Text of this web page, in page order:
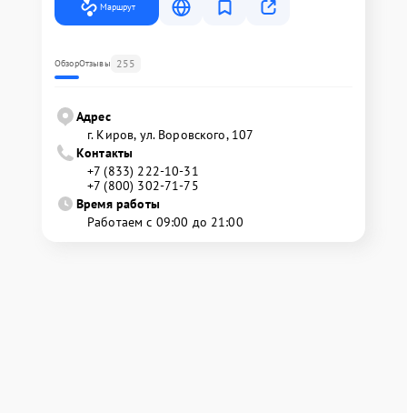
Маршрут
ОбзорОтзывы 255
Адрес
г. Киров, ул. Воровского, 107
Контакты
+7 (833) 222-10-31
+7 (800) 302-71-75
Время работы
Работаем с 09:00 до 21:00